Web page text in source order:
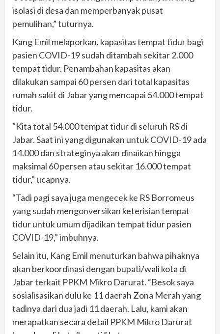
isolasi di desa dan memperbanyak pusat
pemulihan,” tuturnya.
Kang Emil melaporkan, kapasitas tempat tidur bagi
pasien COVID-19 sudah ditambah sekitar 2.000
tempat tidur. Penambahan kapasitas akan
dilakukan sampai 60 persen dari total kapasitas
rumah sakit di Jabar yang mencapai 54.000 tempat
tidur.
“Kita total 54.000 tempat tidur di seluruh RS di
Jabar. Saat ini yang digunakan untuk COVID-19 ada
14.000 dan strateginya akan dinaikan hingga
maksimal 60 persen atau sekitar 16.000 tempat
tidur,” ucapnya.
“Tadi pagi saya juga mengecek ke RS Borromeus
yang sudah mengonversikan keterisian tempat
tidur untuk umum dijadikan tempat tidur pasien
COVID-19,” imbuhnya.
Selain itu, Kang Emil menuturkan bahwa pihaknya
akan berkoordinasi dengan bupati/wali kota di
Jabar terkait PPKM Mikro Darurat. “Besok saya
sosialisasikan dulu ke 11 daerah Zona Merah yang
tadinya dari dua jadi 11 daerah. Lalu, kami akan
merapatkan secara detail PPKM Mikro Darurat